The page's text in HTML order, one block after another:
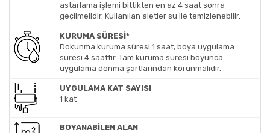
astarlama işlemi bittikten en az 4 saat sonra
geçilmelidir. Kullanılan aletler su ile temizlenebilir.
KURUMA SÜRESİ*
Dokunma kuruma süresi 1 saat, boya uygulama
süresi 4 saattir. Tam kuruma süresi boyunca
uygulama donma şartlarından korunmalıdır.
UYGULAMA KAT SAYISI
1 kat
BOYANABİLEN ALAN